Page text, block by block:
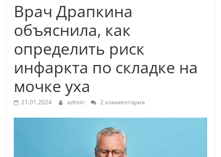
Врач Драпкина
объяснила, как
определить риск
инфаркта по складке на
мочке уха
21.01.2024 admin 2 комментария